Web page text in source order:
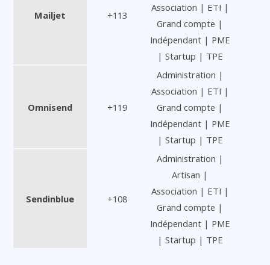
Mailjet +113
Association | ETI |
Grand compte |
Indépendant | PME
| Startup | TPE
Omnisend +119
Administration |
Association | ETI |
Grand compte |
Indépendant | PME
| Startup | TPE
Sendinblue +108
Administration |
Artisan |
Association | ETI |
Grand compte |
Indépendant | PME
| Startup | TPE